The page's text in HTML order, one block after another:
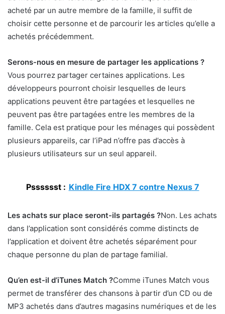
acheté par un autre membre de la famille, il suffit de
choisir cette personne et de parcourir les articles qu’elle a
achetés précédemment.
Serons-nous en mesure de partager les applications ?
Vous pourrez partager certaines applications. Les
développeurs pourront choisir lesquelles de leurs
applications peuvent être partagées et lesquelles ne
peuvent pas être partagées entre les membres de la
famille. Cela est pratique pour les ménages qui possèdent
plusieurs appareils, car l’iPad n’offre pas d’accès à
plusieurs utilisateurs sur un seul appareil.
Psssssst : Kindle Fire HDX 7 contre Nexus 7
Les achats sur place seront-ils partagés ?Non. Les achats
dans l’application sont considérés comme distincts de
l’application et doivent être achetés séparément pour
chaque personne du plan de partage familial.
Qu’en est-il d’iTunes Match ?Comme iTunes Match vous
permet de transférer des chansons à partir d’un CD ou de
MP3 achetés dans d’autres magasins numériques et de les